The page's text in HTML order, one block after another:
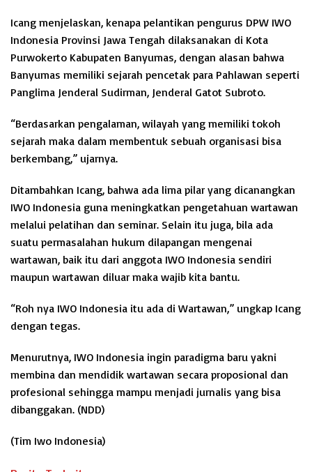
Icang menjelaskan, kenapa pelantikan pengurus DPW IWO
Indonesia Provinsi Jawa Tengah dilaksanakan di Kota
Purwokerto Kabupaten Banyumas, dengan alasan bahwa
Banyumas memiliki sejarah pencetak para Pahlawan seperti
Panglima Jenderal Sudirman, Jenderal Gatot Subroto.
“Berdasarkan pengalaman, wilayah yang memiliki tokoh
sejarah maka dalam membentuk sebuah organisasi bisa
berkembang,” ujarnya.
Ditambahkan Icang, bahwa ada lima pilar yang dicanangkan
IWO Indonesia guna meningkatkan pengetahuan wartawan
melalui pelatihan dan seminar. Selain itu juga, bila ada
suatu permasalahan hukum dilapangan mengenai
wartawan, baik itu dari anggota IWO Indonesia sendiri
maupun wartawan diluar maka wajib kita bantu.
“Roh nya IWO Indonesia itu ada di Wartawan,” ungkap Icang
dengan tegas.
Menurutnya, IWO Indonesia ingin paradigma baru yakni
membina dan mendidik wartawan secara proposional dan
profesional sehingga mampu menjadi jurnalis yang bisa
dibanggakan. (NDD)
(Tim Iwo Indonesia)